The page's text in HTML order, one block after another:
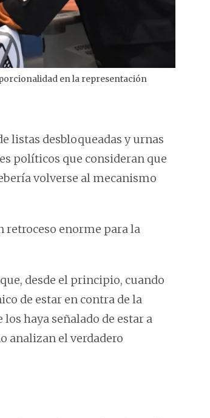
en la representación
listas desbloqueadas y urnas
políticos que consideran que
volverse al mecanismo
retroceso enorme para la
desde el principio, cuando
de estar en contra de la
haya señalado de estar a
analizan el verdadero